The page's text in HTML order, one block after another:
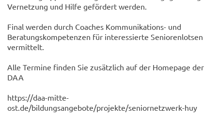
Vernetzung und Hilfe gefördert werden.
Final werden durch Coaches Kommunikations- und
Beratungskompetenzen für interessierte Seniorenlotsen
vermittelt.
Alle Termine finden Sie zusätzlich auf der Homepage der
DAA
https://daa-mitte-
ost.de/bildungsangebote/projekte/seniornetzwerk-huy